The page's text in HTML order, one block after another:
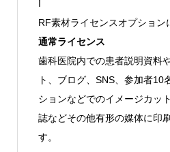
I
RF素材ライセンスオプション
通常ライセンス
歯科医院内での患者説明資料
ト、ブログ、SNS、参加者10
ションなどでのイメージカッ
誌などその他有形の媒体に印
す。